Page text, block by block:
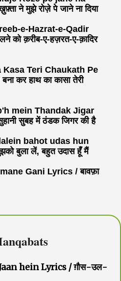
ने मुझे रोज़े पे जाने ना दिया
e-Hazrat-e-Qadir
को क़रीब-ए-हज़रत-ए-क़ादिर
Kasa Teri Chaukath Pe
कर हाथ का कासा तेरी
mein Thandak Jigar
सुबह में ठंडक जिगर की है
bahot udas hun
बुला लें, बहुत उदास हूँ मैं
Gani Lyrics / बावफ़ा
hein Lyrics / ग़ौस-उल-